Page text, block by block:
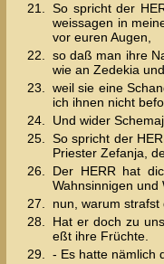
21.
So spricht der
weissagen in
vor euren Augen,
22.
so daß man ihre
wie an Zedekia
23.
weil sie eine
ich ihnen nicht
24.
Und wider
25.
So spricht der
Priester Zefanja,
26.
Der HERR hat
Wahnsinnigen und
27.
nun, warum
28.
Hat er doch zu
eßt ihre Früchte.
29.
- Es hatte nämlich